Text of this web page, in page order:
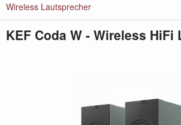
Wireless Lautsprecher
KEF Coda W - Wireless